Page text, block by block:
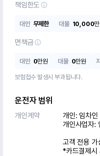
책임한도
대인 무제한 대물 10,000
면책금
대인 0만원 대물 0만원
보험접수 발생시 부과됩니다.
운전자 범위
개인계약
개인: 임차인
개인사업자:
고객 전용
*카드결제시